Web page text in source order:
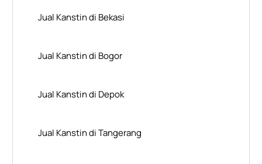
Jual Kanstin di Bekasi
Jual Kanstin di Bogor
Jual Kanstin di Depok
Jual Kanstin di Tangerang